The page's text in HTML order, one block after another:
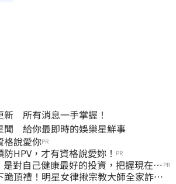
新 所有消息一手掌握！
聞 給你最即時的娛樂星鮮事
格說愛你PR
HPV，才有資格說愛妳！ PR
是對自己健康最好的投資，把握現在不 PR
跪頂禮！明星女律揪宗教大師全家詐慈